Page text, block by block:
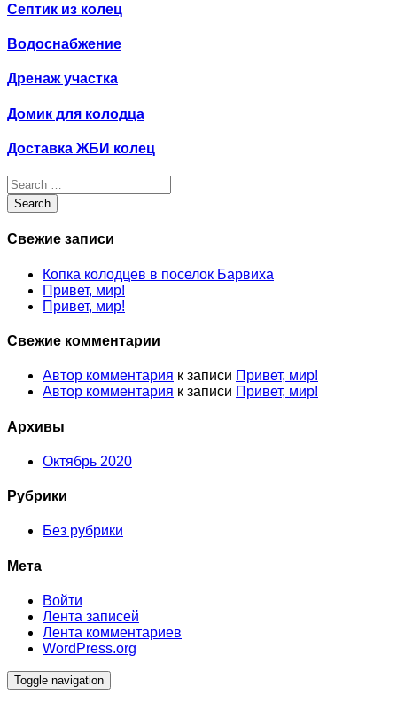
Септик из колец
Водоснабжение
Дренаж участка
Домик для колодца
Доставка ЖБИ колец
Search
for:
Search
Свежие записи
Копка колодцев в поселок Барвиха
Привет, мир!
Привет, мир!
Свежие комментарии
Автор комментария к записи Привет, мир!
Автор комментария к записи Привет, мир!
Архивы
Октябрь 2020
Рубрики
Без рубрики
Мета
Войти
Лента записей
Лента комментариев
WordPress.org
Toggle navigation